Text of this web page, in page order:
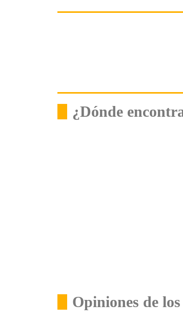
¿Dónde
Opiniones de